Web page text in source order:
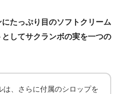
たっぷり目のソフトクリーム
してサクランボの実を一つの
は、さらに付属のシロップを